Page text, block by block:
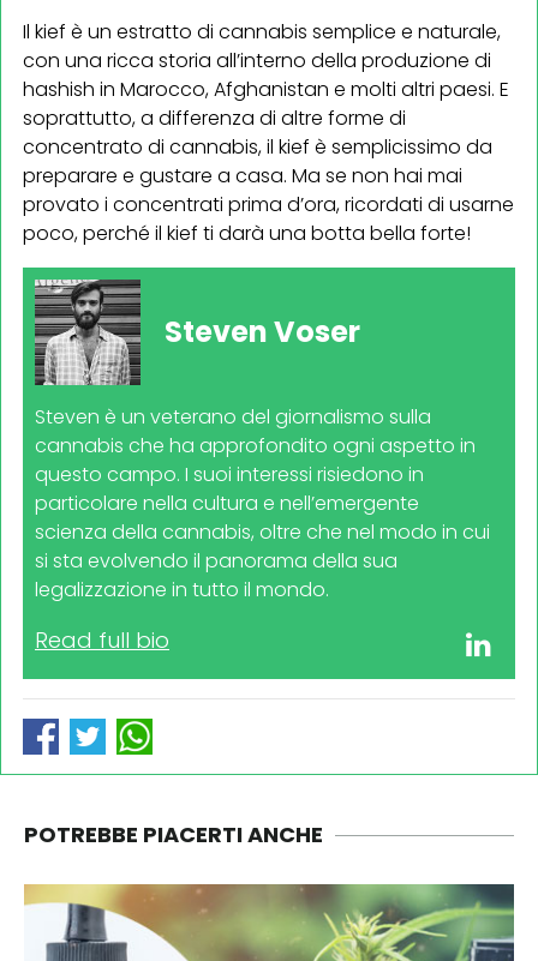
Il kief è un estratto di cannabis semplice e naturale,
con una ricca storia all’interno della produzione di
hashish in Marocco, Afghanistan e molti altri paesi. E
soprattutto, a differenza di altre forme di
concentrato di cannabis, il kief è semplicissimo da
preparare e gustare a casa. Ma se non hai mai
provato i concentrati prima d’ora, ricordati di usarne
poco, perché il kief ti darà una botta bella forte!
Steven Voser
Steven è un veterano del giornalismo sulla
cannabis che ha approfondito ogni aspetto in
questo campo. I suoi interessi risiedono in
particolare nella cultura e nell’emergente
scienza della cannabis, oltre che nel modo in cui
si sta evolvendo il panorama della sua
legalizzazione in tutto il mondo.
Read full bio
POTREBBE PIACERTI ANCHE